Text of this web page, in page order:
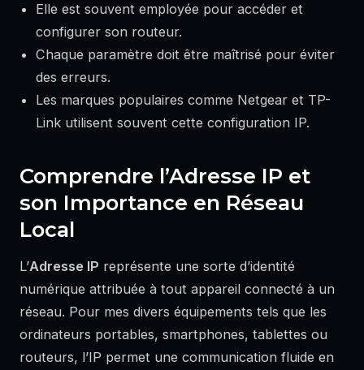
Elle est souvent employée pour accéder et
configurer son routeur.
Chaque paramètre doit être maîtrisé pour éviter
des erreurs.
Les marques populaires comme Netgear et TP-
Link utilisent souvent cette configuration IP.
Comprendre l’Adresse IP et
son Importance en Réseau
Local
L’Adresse IP représente une sorte d’identité
numérique attribuée à tout appareil connecté à un
réseau. Pour mes divers équipements tels que les
ordinateurs portables, smartphones, tablettes ou
routeurs, l’IP permet une communication fluide en